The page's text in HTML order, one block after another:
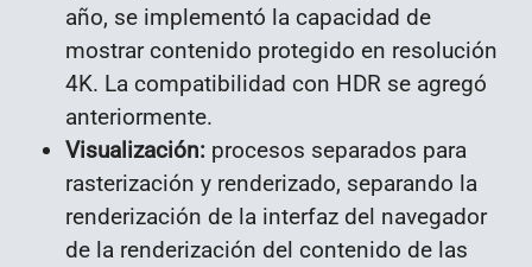
año, se implementó la capacidad de
mostrar contenido protegido en resolución
4K. La compatibilidad con HDR se agregó
anteriormente.
Visualización: procesos separados para
rasterización y renderizado, separando la
renderización de la interfaz del navegador
de la renderización del contenido de las